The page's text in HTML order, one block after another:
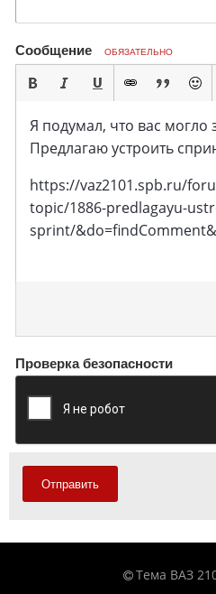
Сообщение ОБЯЗАТЕЛЬНО
Я подумал, что вас могло
Предлагаю устроить
https://vaz2101.spb.ru/
topic/1886-predlagayu-
sprint/
Проверка безопасности
Отправить
Тема ВАЗ